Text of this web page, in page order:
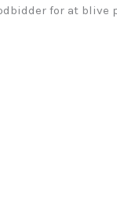
for at blive